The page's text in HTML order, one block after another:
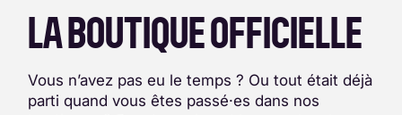
LA BOUTIQUE OFFICIELLE
Vous n’avez pas eu le temps ? Ou tout était déjà
parti quand vous êtes passé·es dans nos